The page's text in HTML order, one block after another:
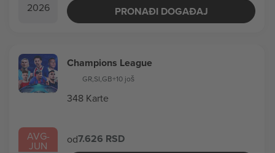
2026
PRONAĐI DOGAĐAJ
AVG-
JUN
Champions League
GR,SI,GB+10 još
348 Karte
od7.626 RSD